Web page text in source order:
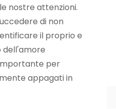
nostre attenzioni.
di non
il proprio e
dell'amore
per
appagati in